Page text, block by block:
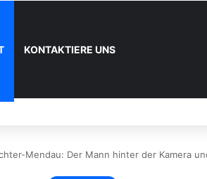
KONTAKTIERE UNS
Mendau: Der Mann hinter der Kamera